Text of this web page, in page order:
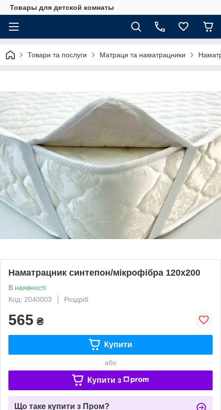
Товары для детской комнаты
Товари та послуги Матраци та наматрацники
Наматрацник синтепон/мікрофібра 120х200
В наявності
Код: 2040003
Роздріб
565 ₴
Купити
або
Купити з
Що таке купити з Пром?